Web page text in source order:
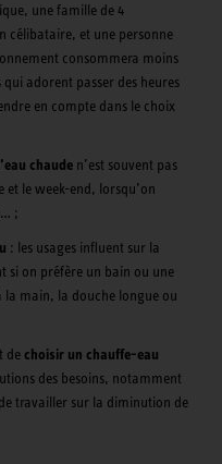
une famille de 4
célibataire, et une personne
consommera moins
adorent passer des heures
en compte dans le choix
chaude n’est souvent pas
et le week-end, lorsqu’on
;
: les usages influent sur la
si on préfère un bain ou une
la main, la douche longue ou
de choisir un chauffe-eau
des besoins, notamment
travailler sur la diminution de